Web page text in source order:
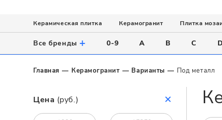
Керамическая плитка
Использование
Напольное
Настенное
Назначение
Для ванной
Стиль
Современный
Пэчворк
Керамогранит
Назначение
Для ванной
Напольное
Поверхность
Матовая
Полированная
Плитка
Назначение
Для ванной
Для бассейна
Цвет
Белый
Серый
Все бренды + 0-9 A B C D
Главная Керамогранит Варианты Под металл
Цена (руб.)